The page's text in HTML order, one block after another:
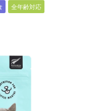
全年齢対応